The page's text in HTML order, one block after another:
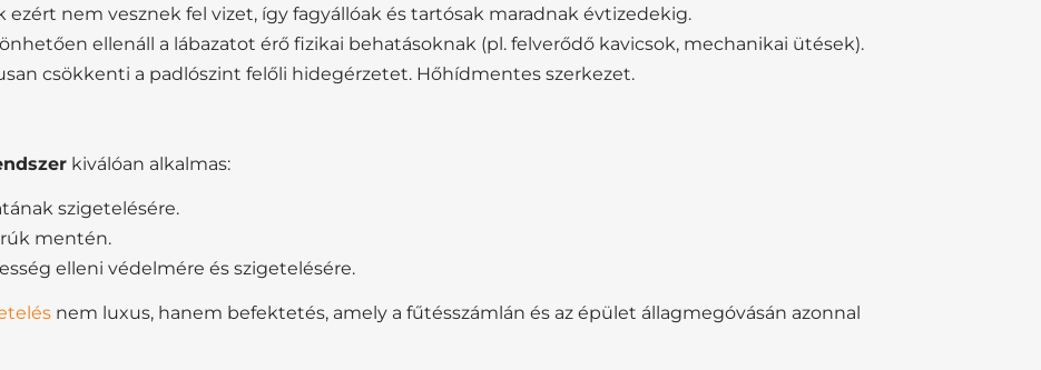
ezért nem vesznek fel vizet, így fagyállóak és tartósak maradnak évtizedekig.
ellenáll a lábazatot érő fizikai behatásoknak (pl. felverődő kavicsok, mechanikai ütések).
csökkenti a padlószint felőli hidegérzetet. Hőhídmentes szerkezet.
kiválóan alkalmas:
szigetelésére.
mentén.
elleni védelmére és szigetelésére.
nem luxus, hanem befektetés, amely a fűtésszámlán és az épület állagmegóvásán azonnal